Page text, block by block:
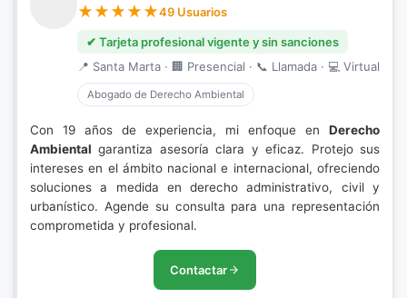
49 Usuarios
✔ Tarjeta profesional vigente y sin sanciones
📍 Santa Marta · 🏢 Presencial · 📞 Llamada · 💻 Virtual
Abogado de Derecho Ambiental
Con 19 años de experiencia, mi enfoque en Derecho
Ambiental garantiza asesoría clara y eficaz. Protejo sus
intereses en el ámbito nacional e internacional, ofreciendo
soluciones a medida en derecho administrativo, civil y
urbanístico. Agende su consulta para una representación
comprometida y profesional.
Contactar